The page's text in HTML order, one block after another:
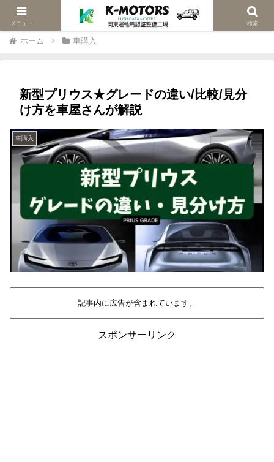
当社は関東陸運局認証車検修理工場です
ホーム 車購入
新型プリウス★グレードの違い/比較/見分
け方を車屋さんが解説
車購入
記事内に広告が含まれています。
スポンサーリンク
メニュー 検索